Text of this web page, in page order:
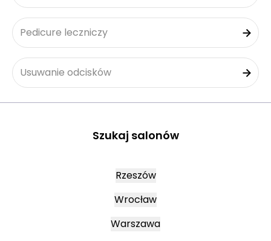
Pedicure leczniczy
Usuwanie odcisków
Szukaj salonów
Rzeszów
Wrocław
Warszawa